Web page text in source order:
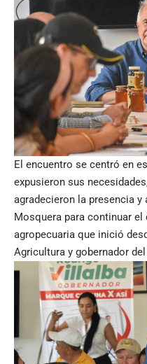
El encuentro se centró en
expusieron sus
agradecieron la presencia
Mosquera para continuar
agropecuaria que inició
Agricultura y gobernador